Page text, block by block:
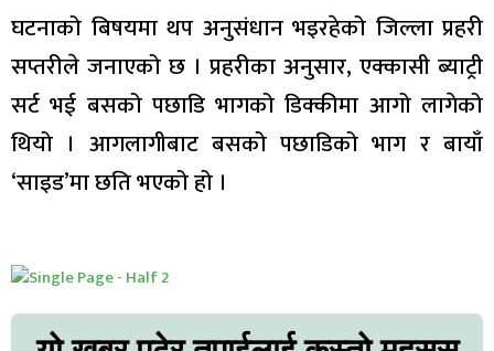
घटनाको बिषयमा थप अनुसंधान भइरहेको जिल्ला प्रहरी
सप्तरीले जनाएको छ । प्रहरीका अनुसार, एक्कासी ब्याट्री
सर्ट भई बसको पछाडि भागको डिक्कीमा आगो लागेको
थियो । आगलागीबाट बसको पछाडिको भाग र बायाँ
‘साइड’मा छति भएको हो ।